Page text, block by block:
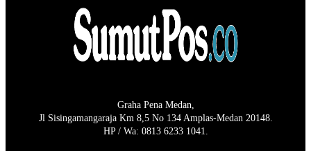
Graha Pena Medan,
Jl Sisingamangaraja Km 8,5 No 134 Amplas-Medan 20148.
HP / Wa: 0813 6233 1041.